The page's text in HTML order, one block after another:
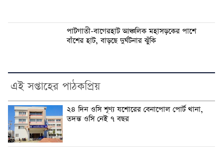
পাটগাতী-বাগেরহাট আঞ্চলিক মহাসড়কের পাশে
বাঁশের হাট, বাড়ছে দুর্ঘটনার ঝুঁকি
এই সপ্তাহের পাঠকপ্রিয়
২৪ দিন ওসি শূণ্য যশোরের বেনাপোল পোর্ট থানা,
তদন্ত ওসি নেই ৭ বছর